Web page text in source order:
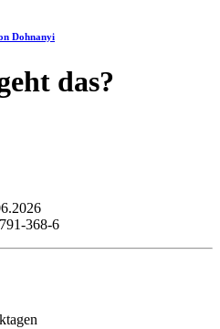
Dohnanyi
das?
368-6